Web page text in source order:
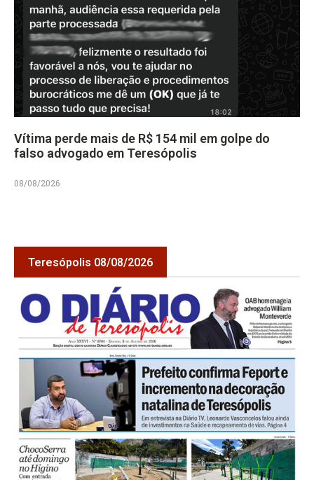
Vítima perde mais de R$ 154 mil em golpe do
falso advogado em Teresópolis
08/08/2026
Teresópolis 08/08/2026